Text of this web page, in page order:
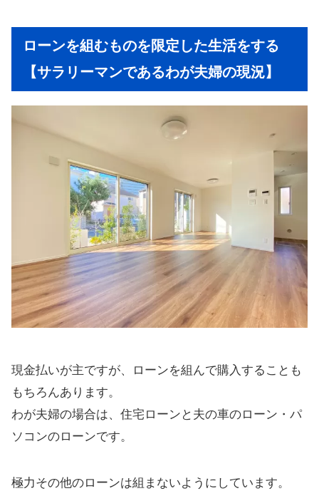
ローンを組むものを限定した生活をする
【サラリーマンであるわが夫婦の現況】
現金払いが主ですが、ローンを組んで購入することも
もちろんあります。
わが夫婦の場合は、住宅ローンと夫の車のローン・パ
ソコンのローンです。
極力その他のローンは組まないようにしています。